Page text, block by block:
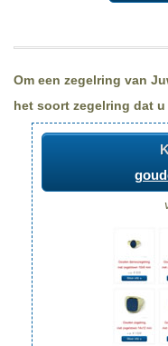
Om een zegelring van
het soort zegelring dat